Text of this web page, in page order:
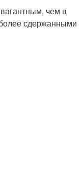
чем в
сдержанными